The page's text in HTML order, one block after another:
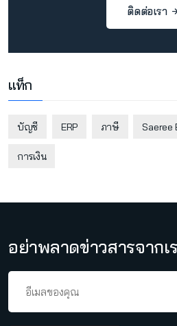
ติดต่อเรา
แท็ก
บัญชี ERP ภาษี Saeree
การเงิน
อย่าพลาดข่าวสารจากเ